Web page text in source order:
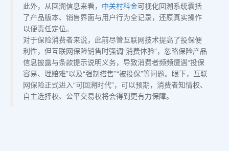
此外，从回溯信息来看， 中关村科金可视化回溯系统囊括
了产品版本、销售界面与用户行为全记录，还原真实操作
以便责任定位。
对于保险消费者来说，此前尽管互联网技术提高了投保便
利性，但互联网保险销售时强调“消费体验”，忽略保险产品
信息披露与条款提示说明义务，导致消费者频频遭遇“投保
容易、理赔难”以及“强制搭售”“被投保”等问题。眼下，互联
网保险正式进入“可回溯时代”，可以预期，消费者知情权、
自主选择权、公平交易权将会得到更有力保障。